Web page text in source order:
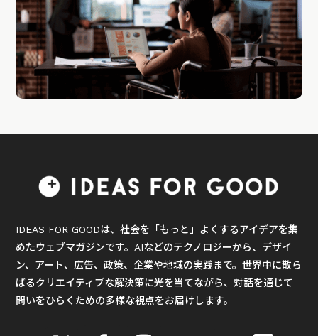
IDEAS FOR GOODは、社会を「もっと」よくするアイデアを集
めたウェブマガジンです。AIなどのテクノロジーから、デザイ
ン、アート、広告、政策、企業や地域の実践まで。世界中に散ら
ばるクリエイティブな解決策に光を当てながら、対話を通じて
問いをひらくための多様な視点をお届けします。